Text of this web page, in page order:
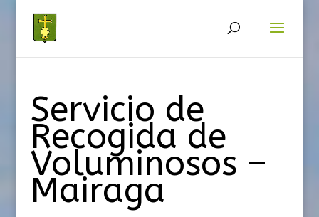
Servicio de
Recogida de
Voluminosos –
Mairaga